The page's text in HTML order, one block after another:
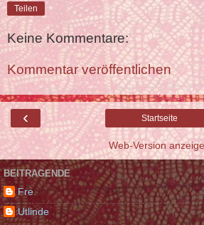
Teilen
Keine Kommentare:
Kommentar veröffentlichen
‹ Startseite
Web-Version
BEITRAGENDE
Fre
Utlinde